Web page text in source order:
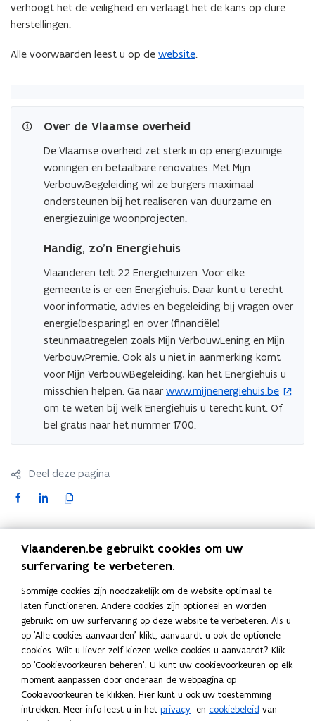
verhoogt het de veiligheid en verlaagt het de kans op dure
herstellingen.
Alle voorwaarden leest u op de website.
Over de Vlaamse overheid
De Vlaamse overheid zet sterk in op energiezuinige
woningen en betaalbare renovaties. Met Mijn
VerbouwBegeleiding wil ze burgers maximaal
ondersteunen bij het realiseren van duurzame en
energiezuinige woonprojecten.
Handig, zo’n Energiehuis
Vlaanderen telt 22 Energiehuizen. Voor elke
gemeente is er een Energiehuis. Daar kunt u terecht
voor informatie, advies en begeleiding bij vragen over
energie(besparing) en over (financiële)
steunmaatregelen zoals Mijn VerbouwLening en Mijn
VerbouwPremie. Ook als u niet in aanmerking komt
voor Mijn VerbouwBegeleiding, kan het Energiehuis u
misschien helpen. Ga naar www.mijnenergiehuis.be
(
o
p
n
i
e
w
v
n
s
t
e
r
om te weten bij welk Energiehuis u terecht kunt. Of
bel gratis naar het nummer 1700.
Deel deze pagina
F
c
L
n
k
e
i
o
p
e
n
t
i
K
p
i
e
r
i
n
k
n
a
a
Blijf op de hoogte
VEKA-nieuwsbrieven
Snel naar
EPB-pedia voor professionelen
EPC-pedia voor professionelen
Info op Vlaanderen.be over
Vlaanderen.be gebruikt cookies om uw
surfervaring te verbeteren.
Sommige cookies zijn noodzakelijk om de website optimaal te
laten functioneren. Andere cookies zijn optioneel en worden
gebruikt om uw surfervaring op deze website te verbeteren. Als u
op 'Alle cookies aanvaarden' klikt, aanvaardt u ook de optionele
cookies. Wilt u liever zelf kiezen welke cookies u aanvaardt? Klik
op 'Cookievoorkeuren beheren'. U kunt uw cookievoorkeuren op elk
moment aanpassen door onderaan de webpagina op
Cookievoorkeuren te klikken. Hier kunt u ook uw toestemming
intrekken. Meer info leest u in het privacy- en cookiebeleid van